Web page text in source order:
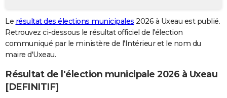
GUIDES D'ACHAT
BONS PLANS
CARTE DE VOEUX
Carte de Noël
Carte Bonne année
Carte Saint-Valentin
Carte Pâques
Carte d'anniversaire
DICTIONNAIRE
Le résultat des élections municipales 2026 à Uxeau est publié.
Retrouvez ci-dessous le résultat officiel de l'élection
communiqué par le ministère de l'Intérieur et le nom du
maire d'Uxeau.
Résultat de l'élection municipale 2026 à Uxeau
[DEFINITIF]